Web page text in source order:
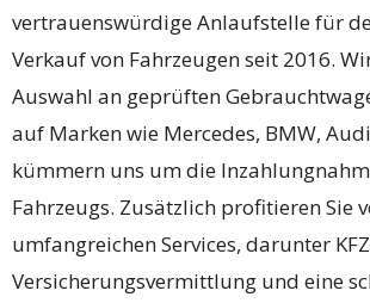
vertrauenswürdige Anlaufstelle für
Verkauf von Fahrzeugen seit 2016.
Auswahl an geprüften
auf Marken wie Mercedes, BMW,
kümmern uns um die
Fahrzeugs. Zusätzlich profitieren Sie
umfangreichen Services, darunter
Versicherungsvermittlung und eine